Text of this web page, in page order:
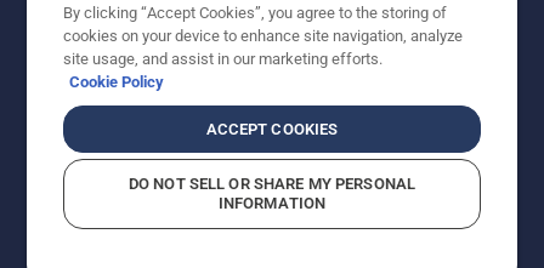
Husqvarna Schweiz AG per i rivenditori specializzati
aderenti all’iniziativa, prezzi in CHF comprensivi di IVA
all’ 8,1% e TRA. Con riserva di modifica. Tutti i prezzi
indicati sono prezzi al dettaglio consigliati (IVA inclusa),
a meno che il prodotto non sia disponibile per l'acquisto
Informativa sui cookieTermini di utilizzo
Informativa sulla privacyRiferimentiCGVF Negozio online
Segnalazione di presunte violazioni
By clicking “Accept Cookies”, you agree to the storing of
cookies on your device to enhance site navigation, analyze
site usage, and assist in our marketing efforts.
Cookie Policy
ACCEPT COOKIES
DO NOT SELL OR SHARE MY PERSONAL
INFORMATION